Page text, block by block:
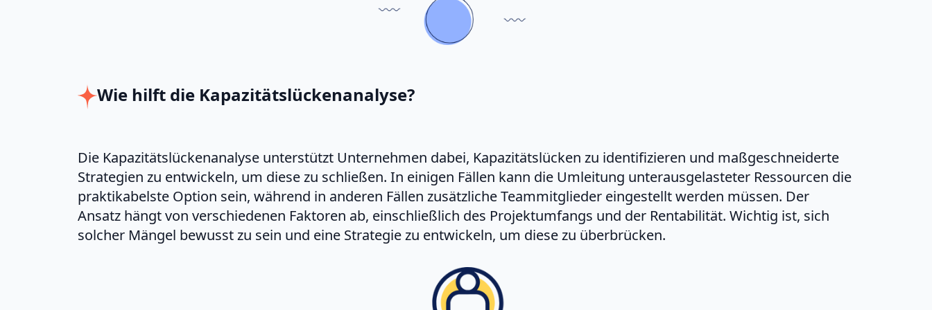
Wie hilft die Kapazitätslückenanalyse?
Die Kapazitätslückenanalyse unterstützt Unternehmen dabei, Kapazitätslücken zu identifizieren und maßgeschneiderte
Strategien zu entwickeln, um diese zu schließen. In einigen Fällen kann die Umleitung unterausgelasteter Ressourcen die
praktikabelste Option sein, während in anderen Fällen zusätzliche Teammitglieder eingestellt werden müssen. Der
Ansatz hängt von verschiedenen Faktoren ab, einschließlich des Projektumfangs und der Rentabilität. Wichtig ist, sich
solcher Mängel bewusst zu sein und eine Strategie zu entwickeln, um diese zu überbrücken.